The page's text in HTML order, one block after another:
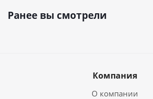
Ранее вы смотрели
Компания
О компании